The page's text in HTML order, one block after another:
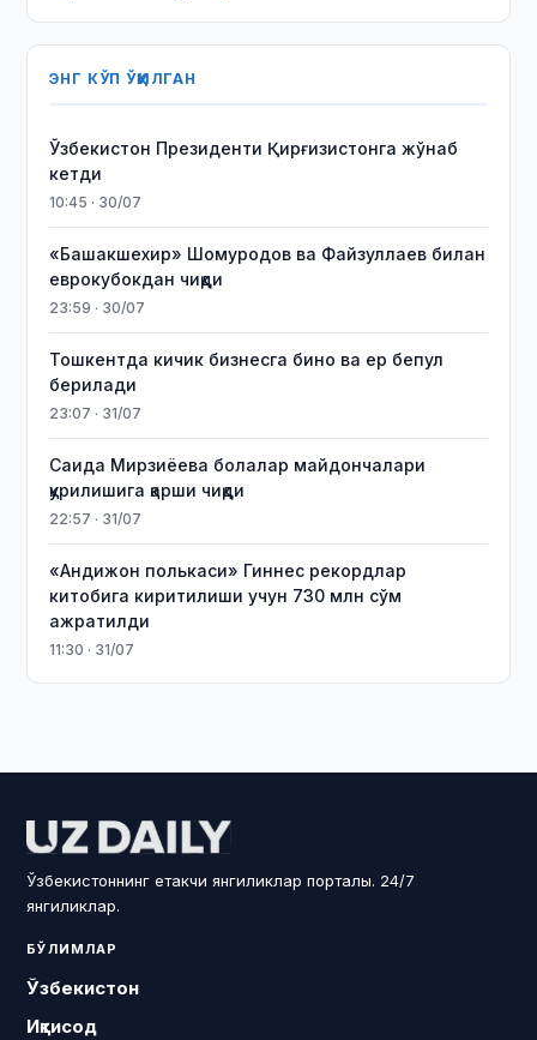
ЭНГ КЎП ЎҚИЛГАН
Ўзбекистон Президенти Қирғизистонга жўнаб
кетди
10:45 · 30/07
«Башакшехир» Шомуродов ва Файзуллаев билан
еврокубокдан чиқди
23:59 · 30/07
Тошкентда кичик бизнесга бино ва ер бепул
берилади
23:07 · 31/07
Саида Мирзиёева болалар майдончалари
қурилишига қарши чиқди
22:57 · 31/07
«Андижон полькаси» Гиннес рекордлар
китобига киритилиши учун 730 млн сўм
ажратилди
11:30 · 31/07
Ўзбекистоннинг етакчи янгиликлар порталы. 24/7
янгиликлар.
БЎЛИМЛАР
Ўзбекистон
Иқтисод